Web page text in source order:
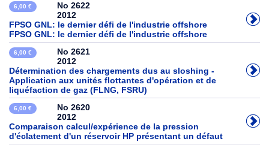
6,00 €
No 2622
2012
FPSO GNL: le dernier défi de l'industrie offshore
FPSO GNL: le dernier défi de l'industrie offshore
6,00 €
No 2621
2012
Détermination des chargements dus au sloshing -
Application aux unités flottantes d'opération et de
liquéfaction de gaz (FLNG, FSRU)
6,00 €
No 2620
2012
Comparaison calcul/expérience de la pression
d'éclatement d'un réservoir HP présentant un défaut